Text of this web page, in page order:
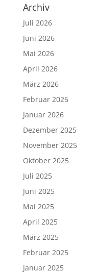
Archiv
Juli 2026
Juni 2026
Mai 2026
April 2026
März 2026
Februar 2026
Januar 2026
Dezember 2025
November 2025
Oktober 2025
Juli 2025
Juni 2025
Mai 2025
April 2025
März 2025
Februar 2025
Januar 2025